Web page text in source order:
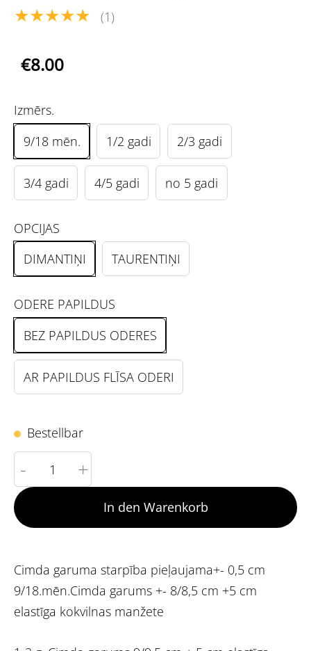
★★★★★ (1)
€8.00
Izmērs.
9/18 mēn.
1/2 gadi 2/3 gadi
3/4 gadi 4/5 gadi no 5 gadi
OPCIJAS
DIMANTIŅI
TAURENTIŅI
ODERE PAPILDUS
BEZ PAPILDUS ODERES
AR PAPILDUS FLĪSA ODERI
Bestellbar
- +
In den Warenkorb
Cimda garuma starpība pieļaujama+- 0,5 cm
9/18.mēn.Cimda garums +- 8/8,5 cm +5 cm
elastīga kokvilnas manžete